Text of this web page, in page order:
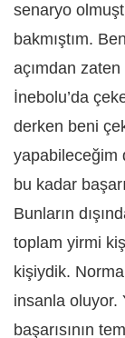
senaryo
bakmıştım.
açımdan
İnebolu’da
derken beni
yapabileceğim
bu kadar
Bunların
toplam yirmi
kişiydik.
insanla oluyor.
başarısının